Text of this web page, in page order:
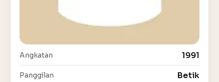
Angkatan 1991
Panggilan Betik